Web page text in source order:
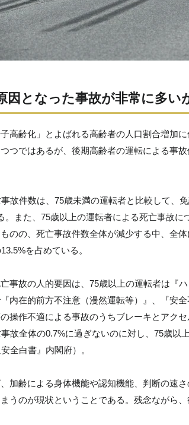
因となった事故が非常に多
高齢化」とよばれる高齢者の人口割合増加
つではあるが、後期高齢者の運転による事
故件数は、75歳未満の運転者と比較して、
。また、75歳以上の運転者による死亡事故に
のの、死亡事故件数全体が減少する中、全
を占めている。
事故の人的要因は、75歳以上の運転者は『
内在的前方不注意（漫然運転等）』、『安
操作不適による事故のうちブレーキとアク
故全体の0.7%に過ぎないのに対し、75歳以
全白書』内閣府）。
加齢による身体機能や認知機能、判断の速
うのが現状ということである。残念ながら